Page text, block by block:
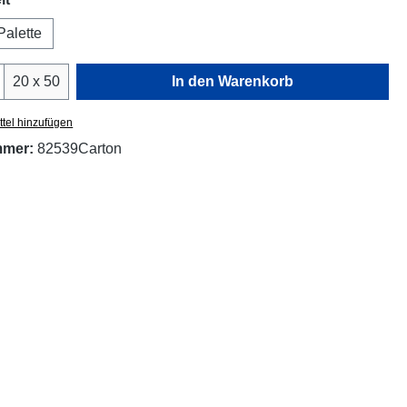
Anzahl: Gib den gewünschten Wert ein
20 x 50 In den Warenkorb
hinzufügen
82539Carton